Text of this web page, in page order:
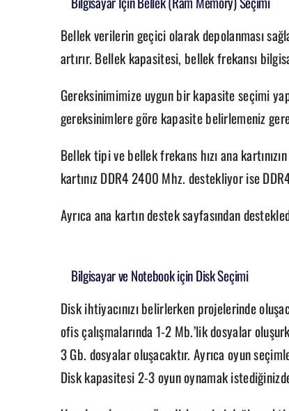
Bellek verilerin geçici olarak depolanması
artırır. Bellek kapasitesi, bellek frekansı
Gereksinimimize uygun bir kapasite seçimi
gereksinimlere göre kapasite belirlemeniz
Bellek tipi ve bellek frekans hızı ana
kartınız DDR4 2400 Mhz. destekliyor ise
Ayrıca ana kartın destek sayfasından
Bilgisayar ve Notebook için Disk Seçimi
Disk ihtiyacınızı belirlerken projelerinde
ofis çalışmalarında 1-2 Mb.’lik dosyalar
3 Gb. dosyalar oluşacaktır. Ayrıca oyun
Disk kapasitesi 2-3 oyun oynamak